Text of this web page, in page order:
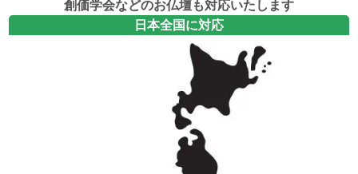
創価学会などのお仏壇も対応いたします
日本全国に対応